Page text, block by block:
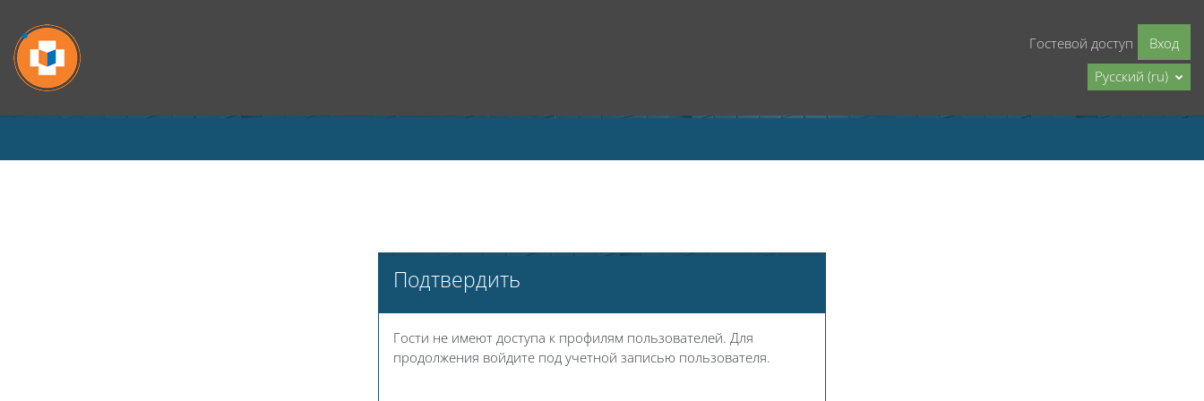
Гостевой доступ
Вход
Русский ‎(ru)‎
Подтвердить
Гости не имеют доступа к профилям пользователей. Для
продолжения войдите под учетной записью пользователя.